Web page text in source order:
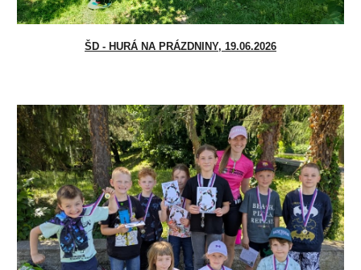
ŠD - HURÁ NA PRÁZDNINY, 19.06.2026